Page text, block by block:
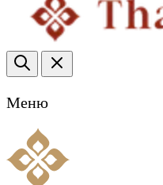
Меню